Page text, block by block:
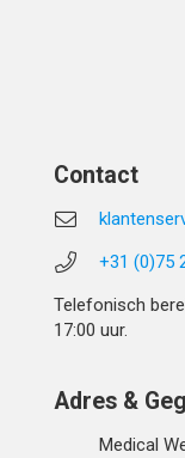
Contact
+31 (0)75
Telefonisch
17:00 uur.
Adres &
Medical